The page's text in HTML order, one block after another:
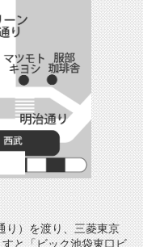
り）を渡り、三菱東京
と「ビック池袋東口ビ